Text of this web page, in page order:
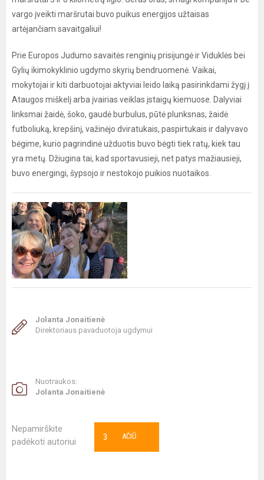
vargo įveikti maršrutai buvo puikus energijos užtaisas
artėjančiam savaitgaliui!
Prie Europos Judumo savaitės renginių prisijungė ir Viduklės bei
Gylių ikimokyklinio ugdymo skyrių bendruomenė. Vaikai,
mokytojai ir kiti darbuotojai aktyviai leido laiką pasirinkdami žygį į
Ataugos miškelį arba įvairias veiklas įstaigų kiemuose. Dalyviai
linksmai žaidė, šoko, gaudė burbulus, pūtė plunksnas, žaidė
futboliuką, krepšinį, važinėjo dviratukais, paspirtukais ir dalyvavo
bėgime, kurio pagrindinė užduotis buvo bėgti tiek ratų, kiek tau
yra metų. Džiugina tai, kad sportavusieji, net patys mažiausieji,
buvo energingi, šypsojo ir nestokojo puikios nuotaikos.
Jolanta Jonaitienė
Direktoriaus pavaduotoja ugdymui
Nuotraukos:
Jolanta Jonaitienė
Nepamirškite
padėkoti autoriui
AČIŪ
3